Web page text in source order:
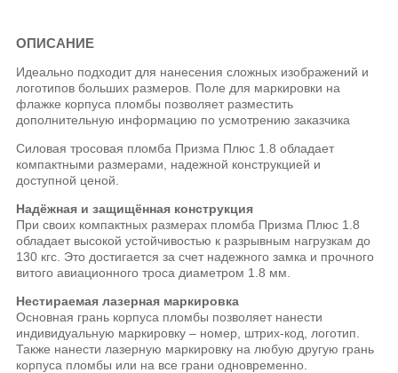
ОПИСАНИЕ
Идеально подходит для нанесения сложных изображений и
логотипов больших размеров. Поле для маркировки на
флажке корпуса пломбы позволяет разместить
дополнительную информацию по усмотрению заказчика
Силовая тросовая пломба Призма Плюс 1.8 обладает
компактными размерами, надежной конструкцией и
доступной ценой.
Надёжная и защищённая конструкция
При своих компактных размерах пломба Призма Плюс 1.8
обладает высокой устойчивостью к разрывным нагрузкам до
130 кгс. Это достигается за счет надежного замка и прочного
витого авиационного троса диаметром 1.8 мм.
Нестираемая лазерная маркировка
Основная грань корпуса пломбы позволяет нанести
индивидуальную маркировку – номер, штрих-код, логотип.
Также нанести лазерную маркировку на любую другую грань
корпуса пломбы или на все грани одновременно.